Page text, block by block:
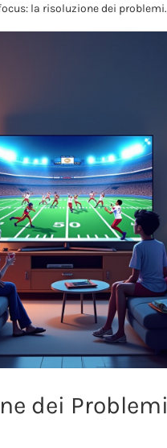
la risoluzione dei problemi.
dei Problemi